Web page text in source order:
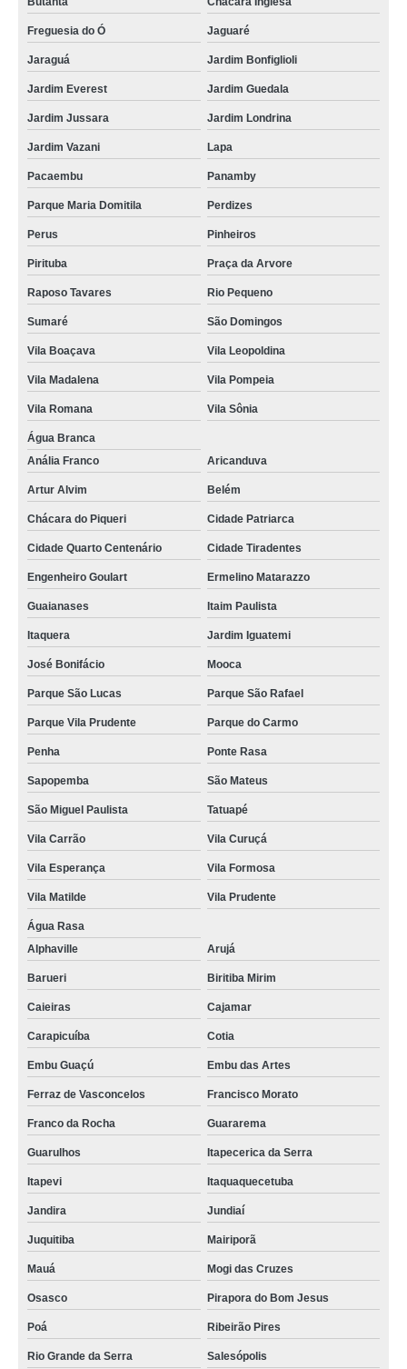
Freguesia do Ó Jaguaré
Jaraguá Jardim Bonfiglioli
Jardim Everest Jardim Guedala
Jardim Jussara Jardim Londrina
Jardim Vazani Lapa
Pacaembu Panamby
Parque Maria Domitila Perdizes
Perus Pinheiros
Pirituba Praça da Arvore
Raposo Tavares Rio Pequeno
Sumaré São Domingos
Vila Boaçava Vila Leopoldina
Vila Madalena Vila Pompeia
Vila Romana Vila Sônia
Água Branca
Anália Franco
Aricanduva
Artur Alvim Belém
Chácara do Piqueri Cidade Patriarca
Cidade Quarto Centenário Cidade Tiradentes
Engenheiro Goulart Ermelino Matarazzo
Guaianases Itaim Paulista
Itaquera Jardim Iguatemi
José Bonifácio Mooca
Parque São Lucas Parque São Rafael
Parque Vila Prudente Parque do Carmo
Penha Ponte Rasa
Sapopemba São Mateus
São Miguel Paulista Tatuapé
Vila Carrão Vila Curuçá
Vila Esperança Vila Formosa
Vila Matilde Vila Prudente
Água Rasa
Alphaville
Arujá
Barueri Biritiba Mirim
Caieiras Cajamar
Carapicuíba Cotia
Embu Guaçú Embu das Artes
Ferraz de Vasconcelos Francisco Morato
Franco da Rocha Guararema
Guarulhos Itapecerica da Serra
Itapevi Itaquaquecetuba
Jandira Jundiaí
Juquitiba Mairiporã
Mauá Mogi das Cruzes
Osasco Pirapora do Bom Jesus
Poá Ribeirão Pires
Rio Grande da Serra Salesópolis